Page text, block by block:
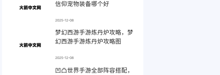
信仰宠物装备哪个好
2025-12-08
梦幻西游手游炼丹炉攻略，梦
幻西游手游炼丹炉攻略图
2025-12-08
凹凸世界手游全部阵容搭配，